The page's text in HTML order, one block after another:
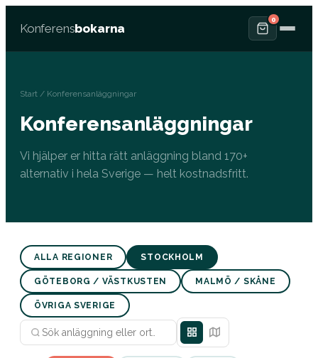
Konferensbokarna
0
Start / Konferensanläggningar
Konferensanläggningar
Vi hjälper er hitta rätt anläggning bland 170+
alternativ i hela Sverige — helt kostnadsfritt.
ALLA REGIONER STOCKHOLM
GÖTEBORG / VÄSTKUSTEN MALMÖ / SKÅNE
ÖVRIGA SVERIGE